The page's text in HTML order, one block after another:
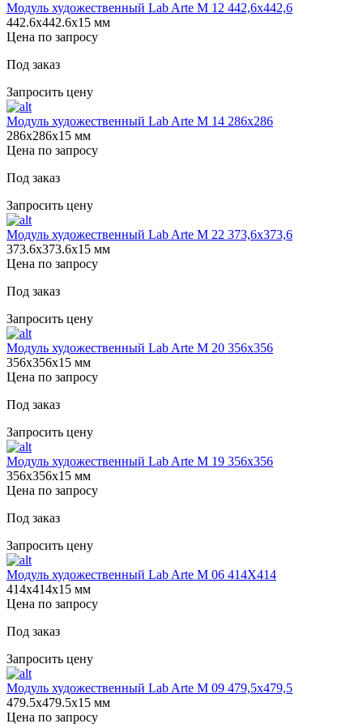
Модуль художественный Lab Arte М 12 442,6х442,6
442.6х442.6х15 мм
Цена по запросу
Под заказ
Запросить цену
Модуль художественный Lab Arte М 14 286х286
286х286х15 мм
Цена по запросу
Под заказ
Запросить цену
Модуль художественный Lab Arte М 22 373,6х373,6
373.6х373.6х15 мм
Цена по запросу
Под заказ
Запросить цену
Модуль художественный Lab Arte М 20 356х356
356х356х15 мм
Цена по запросу
Под заказ
Запросить цену
Модуль художественный Lab Arte М 19 356х356
356х356х15 мм
Цена по запросу
Под заказ
Запросить цену
Модуль художественный Lab Arte М 06 414Х414
414х414х15 мм
Цена по запросу
Под заказ
Запросить цену
Модуль художественный Lab Arte М 09 479,5х479,5
479.5х479.5х15 мм
Цена по запросу